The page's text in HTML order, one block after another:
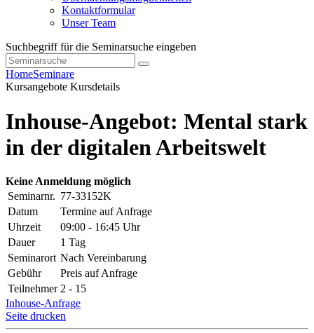
Kontaktformular
Unser Team
Suchbegriff für die Seminarsuche eingeben
HomeSeminare
Kursangebote Kursdetails
Inhouse-Angebot: Mental stark
in der digitalen Arbeitswelt
Keine Anmeldung möglich
Seminarnr. 77-33152K
Datum
Termine auf Anfrage
Uhrzeit
09:00 - 16:45 Uhr
Dauer
1 Tag
Seminarort Nach Vereinbarung
Gebühr
Preis auf Anfrage
Teilnehmer 2 - 15
Inhouse-Anfrage
Seite drucken